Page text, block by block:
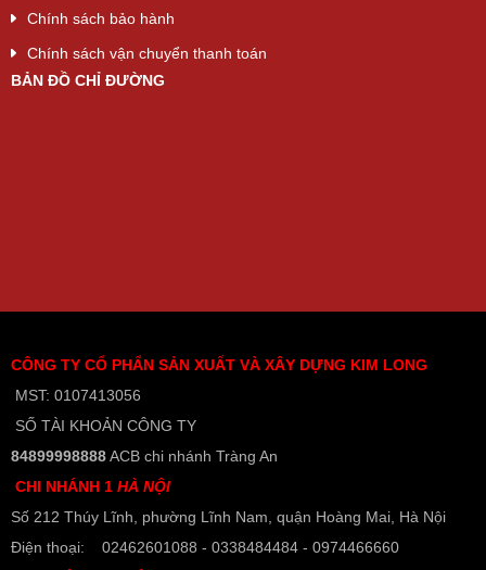
Chính sách bảo hành
Chính sách vận chuyển thanh toán
BẢN ĐỒ CHỈ ĐƯỜNG
CÔNG TY CỔ PHẨN SẢN XUẤT VÀ XÂY DỰNG KIM LONG
MST: 0107413056
SỐ TÀI KHOẢN CÔNG TY
84899998888ACB chi nhánh Tràng An
CHI NHÁNH 1 HÀ NỘI
Số 212 Thúy Lĩnh, phường Lĩnh Nam, quận Hoàng Mai, Hà Nội
Điện thoại: 02462601088 - 0338484484 - 0974466660